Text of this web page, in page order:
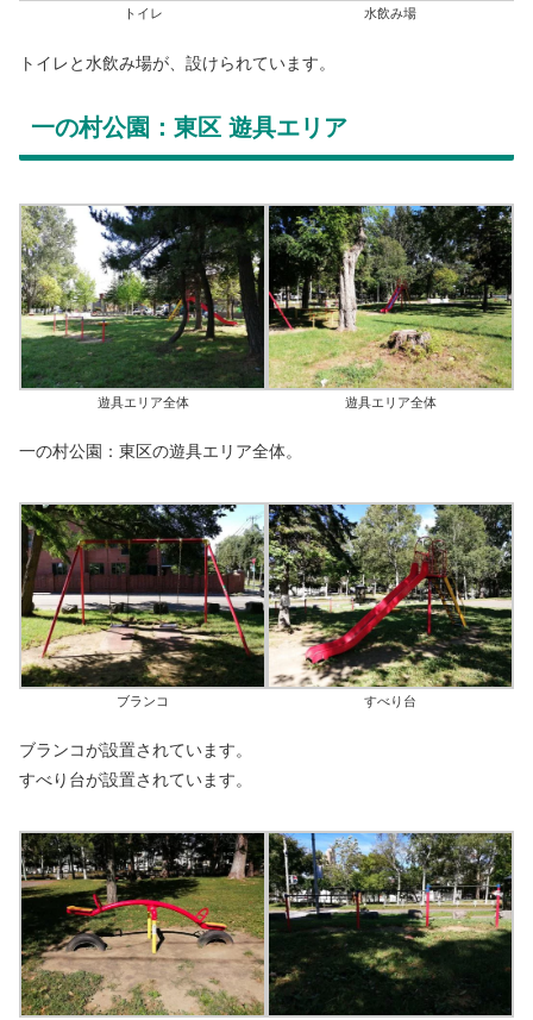
トイレ 水飲み場
トイレと水飲み場が、設けられています。
一の村公園：東区 遊具エリア
遊具エリア全体 遊具エリア全体
一の村公園：東区の遊具エリア全体。
ブランコ すべり台
ブランコが設置されています。
すべり台が設置されています。